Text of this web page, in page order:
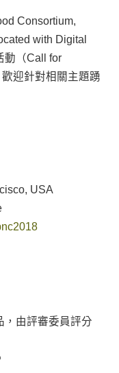
Consortium,
with Digital
動（Call for
迎針對相關主題踴
USA
，由評審委員評分